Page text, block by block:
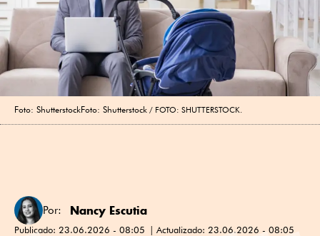
Foto: ShutterstockFoto: Shutterstock FOTO: SHUTTERSTOCK.
Por: Nancy Escutia
Publicado: 23.06.2026 - 08:05 Actualizado: 23.06.2026 - 08:05